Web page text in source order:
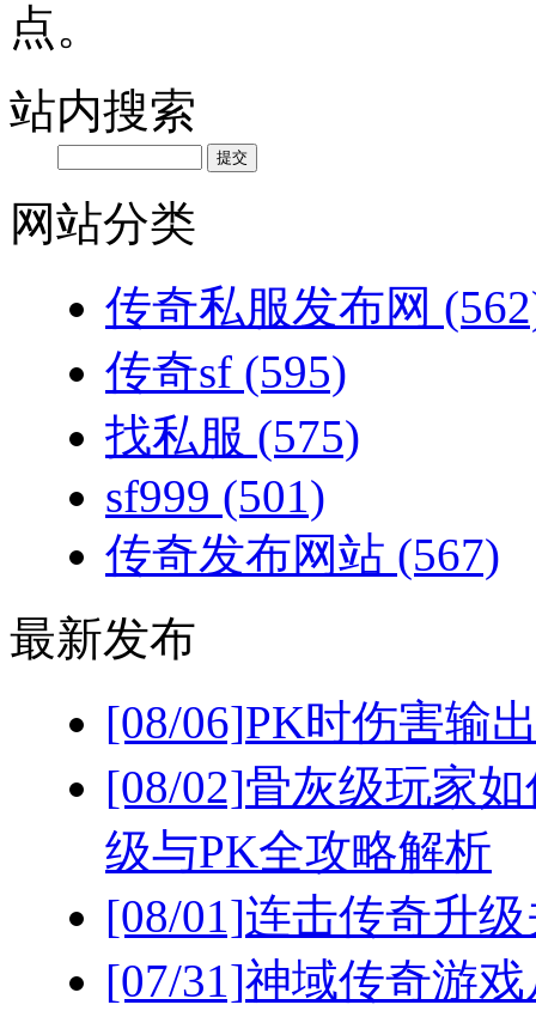
点。
站内搜索
网站分类
传奇私服发布网
传奇sf (595)
找私服 (575)
sf999 (501)
传奇发布网站 (567)
最新发布
[08/06]PK时伤害输
[08/02]骨灰级玩家
级与PK全攻略解析
[08/01]连击传奇升
[07/31]神域传奇游